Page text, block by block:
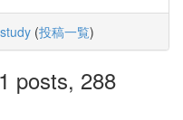
(投稿一覧)
posts, 288